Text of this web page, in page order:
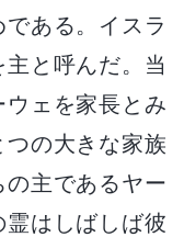
ある。イスラ
と呼んだ。当
ェを家長とみ
の大きな家族
主であるヤー
はしばしば彼